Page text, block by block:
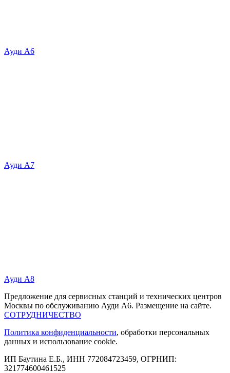
Ауди А6
Ауди А7
Ауди А8
Предложение для сервисных станций и технических центров
Москвы по обслуживанию Ауди А6. Размещение на сайте.
СОТРУДНИЧЕСТВО
Политика конфиденциальности, обработки персональных
данных и использование cookie.
ИП Баутина Е.Б., ИНН 772084723459, ОГРНИП:
321774600461525